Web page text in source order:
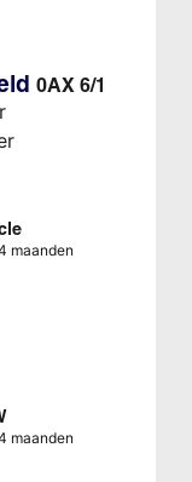
0AX 6/1
maanden
maanden